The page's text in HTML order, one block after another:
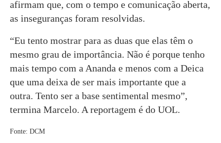
afirmam que, com o tempo e comunicação aberta,
as inseguranças foram resolvidas.
“Eu tento mostrar para as duas que elas têm o
mesmo grau de importância. Não é porque tenho
mais tempo com a Ananda e menos com a Deica
que uma deixa de ser mais importante que a
outra. Tento ser a base sentimental mesmo”,
termina Marcelo. A reportagem é do UOL.
Fonte: DCM